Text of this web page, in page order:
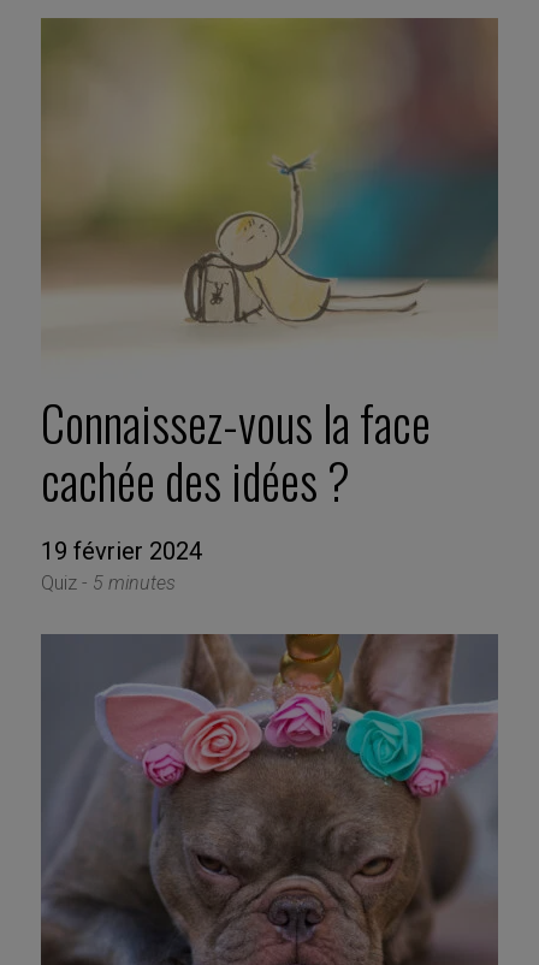
Connaissez-vous la face
cachée des idées ?
19 février 2024
Quiz - 5 minutes